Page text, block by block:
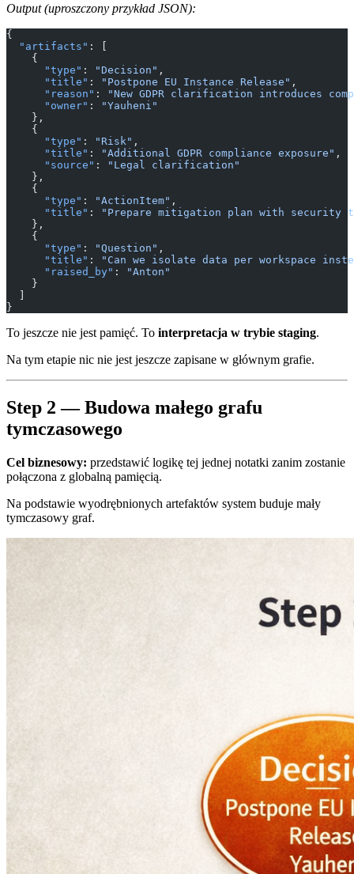
Output (uproszczony przykład JSON):
{
  "artifacts"
: [
    {
      "type"
: "Decision" ,
      "title"
: "Postpone EU Instance Release" ,
      "reason"
:
"New GDPR clarification introduces
      "owner"
:
"Yauheni"
    },
    {
      "type"
: "Risk" ,
      "title"
: "Additional GDPR compliance exposure" ,
      "source"
:
"Legal clarification"
    },
    {
      "type"
: "ActionItem" ,
      "title"
:
"Prepare mitigation plan with security
    },
    {
      "type"
: "Question" ,
      "title"
:
"Can we isolate data per workspace
      "raised_by"
:
"Anton"
    }
}
To jeszcze nie jest pamięć. To interpretacja w trybie staging.
Na tym etapie nic nie jest jeszcze zapisane w głównym grafie.
Step 2 — Budowa małego grafu
tymczasowego
Cel biznesowy: przedstawić logikę tej jednej notatki zanim zostanie
połączona z globalną pamięcią.
Na podstawie wyodrębnionych artefaktów system buduje mały
tymczasowy graf.